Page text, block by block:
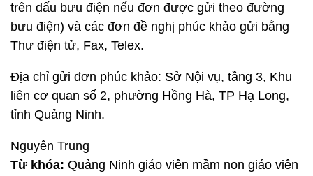
trên dấu bưu điện nếu đơn được gửi theo đường
bưu điện) và các đơn đề nghị phúc khảo gửi bằng
Thư điện tử, Fax, Telex.
Địa chỉ gửi đơn phúc khảo: Sở Nội vụ, tầng 3, Khu
liên cơ quan số 2, phường Hồng Hà, TP Hạ Long,
tỉnh Quảng Ninh.
Nguyên Trung
Từ khóa: Quảng Ninh giáo viên mầm non giáo viên